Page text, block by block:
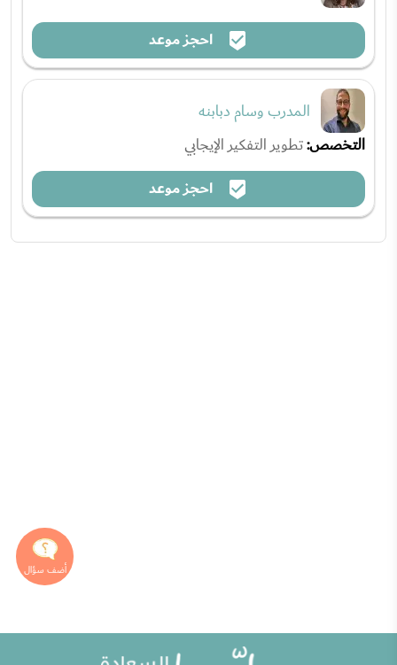
احجز موعد
المدرب وسام دبابنه
التخصص:تطوير التفكير الإيجابي
احجز موعد